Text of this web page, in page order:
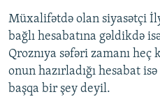
Müxalifətdə olan siyasətçi
bağlı hesabatına gəldikdə
Qroznıya səfəri zamanı heç
onun hazırladığı hesabat
başqa bir şey deyil.